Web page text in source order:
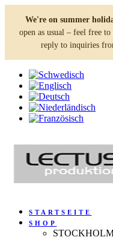
We're on summer
open as usual – feel free
reply to inquiries
STARTSEITE
SHOP